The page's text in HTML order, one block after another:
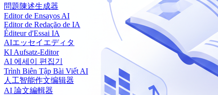
問題陳述生成器
Editor de Ensayos AI
Editor de Redação de IA
Éditeur d'Essai IA
AIエッセイエディタ
KI Aufsatz-Editor
AI 에세이 편집기
Trình Biên Tập Bài Viết AI
人工智能作文编辑器
AI 論文編輯器